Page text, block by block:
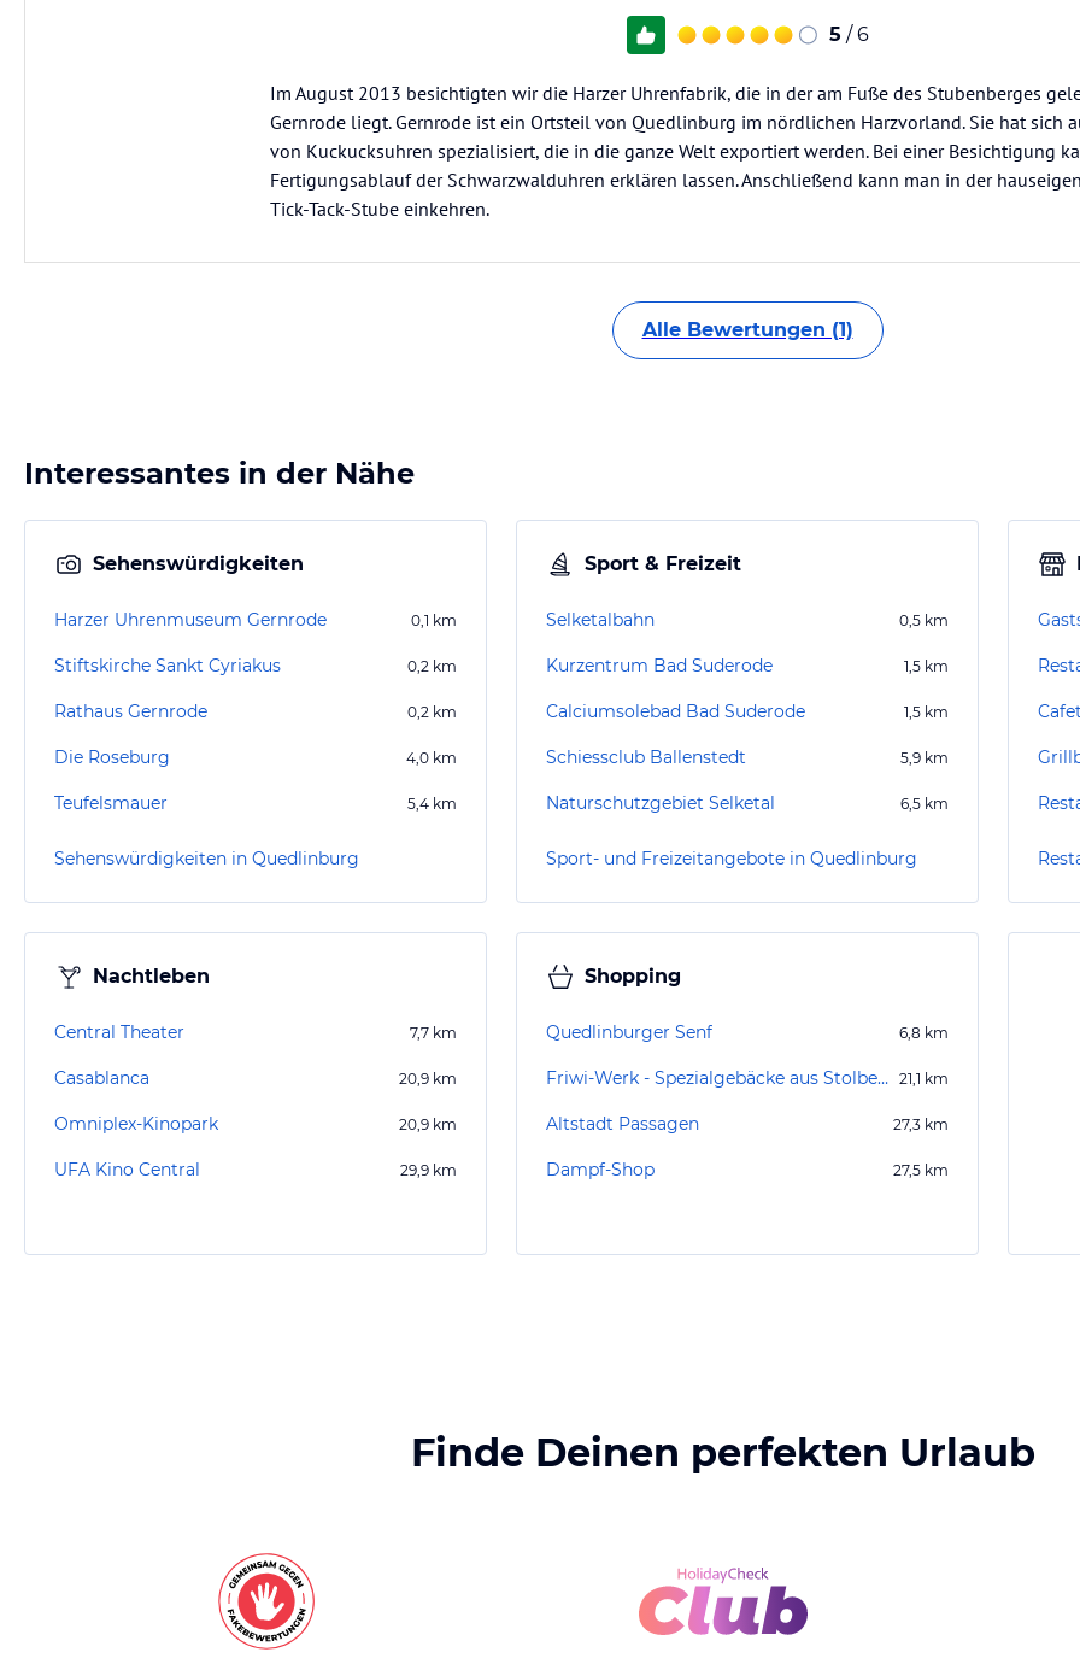
5 / 6
Im August 2013 besichtigten wir die Harzer Uhrenfabrik, die in der am Fuße des Stubenberges
Gernrode liegt. Gernrode ist ein Ortsteil von Quedlinburg im nördlichen Harzvorland. Sie hat sich
von Kuckucksuhren spezialisiert, die in die ganze Welt exportiert werden. Bei einer Besichtigung
Fertigungsablauf der Schwarzwalduhren erklären lassen. Anschließend kann man in der
Tick-Tack-Stube einkehren.
Alle Bewertungen (1)
Interessantes in der Nähe
Sehenswürdigkeiten
Harzer Uhrenmuseum Gernrode 0,1 km
Stiftskirche Sankt Cyriakus 0,2 km
Rathaus Gernrode 0,2 km
Die Roseburg 4,0 km
Teufelsmauer 5,4 km
Sehenswürdigkeiten in Quedlinburg
Sport & Freizeit
Selketalbahn 0,5 km
Kurzentrum Bad Suderode 1,5 km
Calciumsolebad Bad Suderode 1,5 km
Schiessclub Ballenstedt 5,9 km
Naturschutzgebiet Selketal 6,5 km
Sport- und Freizeitangebote in Quedlinburg
Nachtleben
Central Theater 7,7 km
Casablanca 20,9 km
Omniplex-Kinopark 20,9 km
UFA Kino Central 29,9 km
Shopping
Quedlinburger Senf 6,8 km
Friwi-Werk - Spezialgebäcke aus Stolberg 21,1 km
Altstadt Passagen 27,3 km
Dampf-Shop 27,5 km
Finde Deinen perfekten Urlaub